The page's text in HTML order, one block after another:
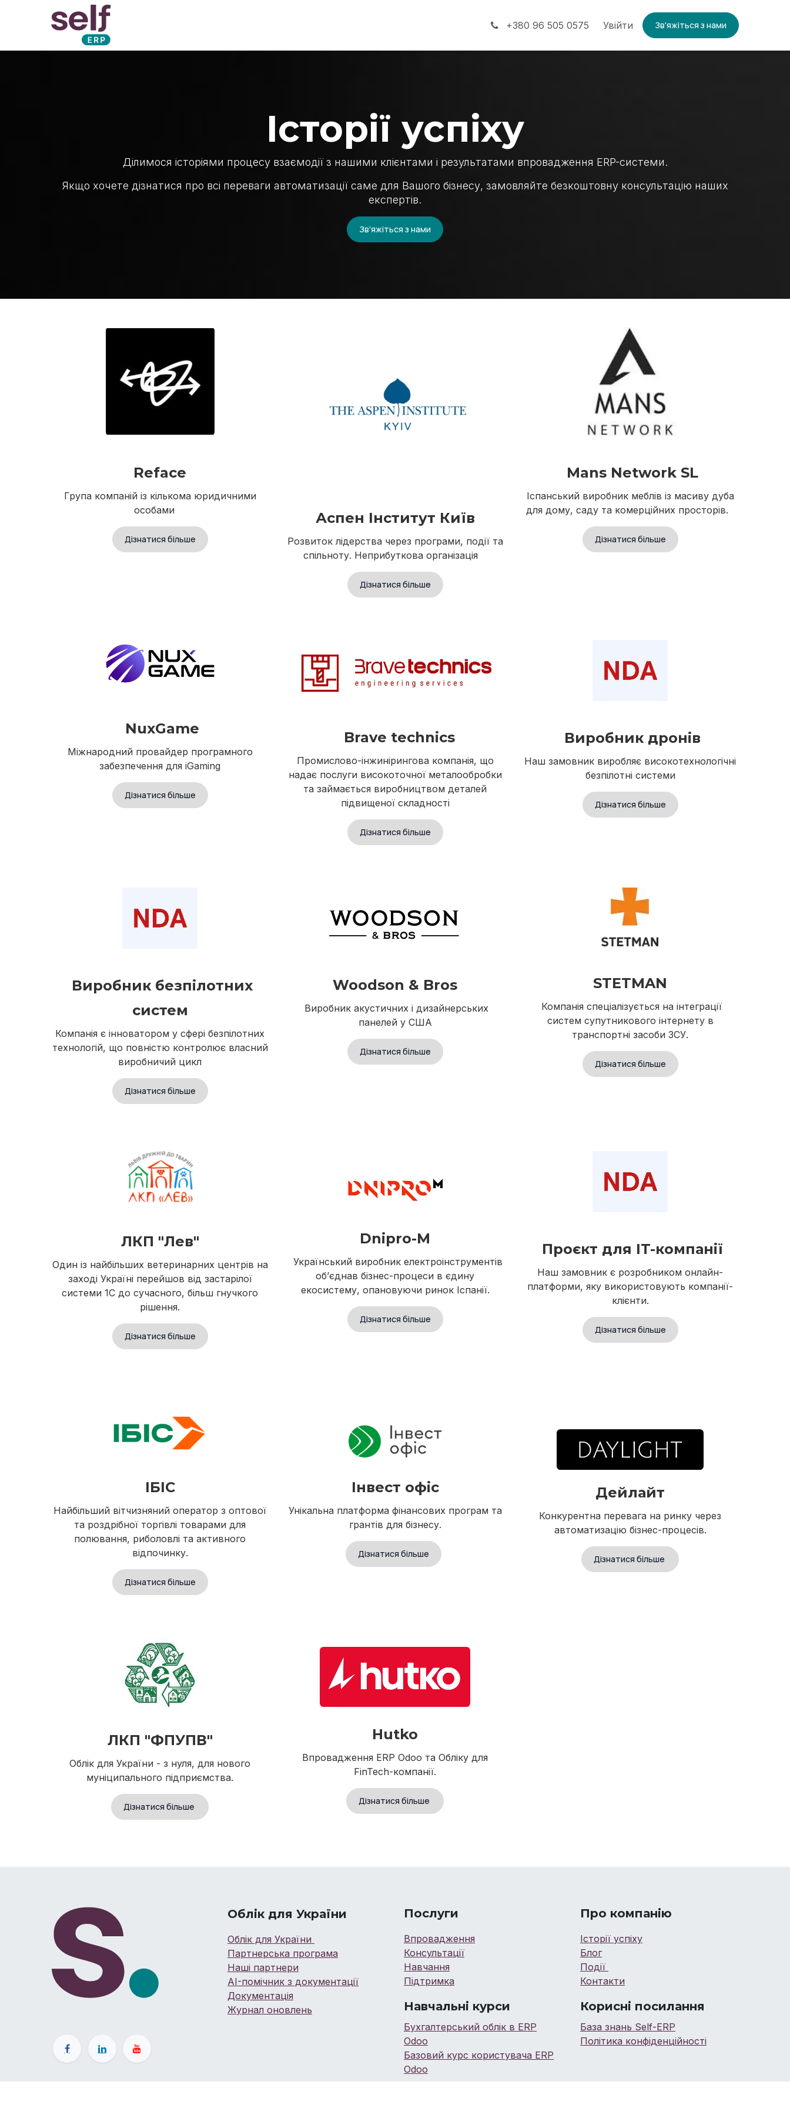
+380 96 505 0575 Увійти Зв'яжіться з нами
Історії успіху
Ділимося історіями процесу взаємодії з нашими клієнтами і результатами впровадження ERP-системи.
Якщо хочете дізнатися про всі переваги автоматизації саме для Вашого бізнесу, замовляйте безкоштовну консультацію наших
експертів.
Зв'яжіться з нами
Reface
Група компаній із кількома юридичними
особами
Дізнатися більше
Аспен Інститут Київ
Розвиток лідерства через програми, події та
спільноту. Неприбуткова організація
Дізнатися більше
Mans Network SL
Іспанський виробник меблів із масиву дуба
для дому, саду та комерційних просторів.
Дізнатися більше
NuxGame
Міжнародний провайдер програмного
забезпечення для iGaming
Дізнатися більше
Brave technics
Промислово-інжинірингова компанія, що
надає послуги високоточної металообробки
та займається виробництвом деталей
підвищеної складності
Дізнатися більше
Виробник дронів
Наш замовник виробляє високотехнологічні
безпілотні системи
Дізнатися більше
Виробник безпілотних
систем
Компанія є інноватором у сфері безпілотних
технологій, що повністю контролює власний
виробничий цикл
Дізнатися більше
Woodson & Bros
Виробник акустичних і дизайнерських
панелей у США
Дізнатися більше
STETMAN
Компанія спеціалізується на інтеграції
систем супутникового інтернету в
транспортні засоби ЗСУ.
Дізнатися більше
ЛКП "Лев"
Один із найбільших ветеринарних центрів на
заході Україні перейшов від застарілої
системи 1С до сучасного, більш гнучкого
рішення.
Дізнатися більше
Dnipro-M
Український виробник електроінструментів
обʼєднав бізнес-процеси в єдину
екосистему, опановуючи ринок Іспанії.
Дізнатися більше
Проєкт для IT-компанії
Наш замовник є розробником онлайн-
платформи, яку використовують компанії-
клієнти.
Дізнатися більше
ІБІС
Найбільший вітчизняний оператор з оптової
та роздрібної торгівлі товарами для
полювання, риболовлі та активного
відпочинку.
Дізнатися більше
Інвест офіс
Унікальна платформа фінансових програм та
грантів для бізнесу.
Дізнатися більше
Дейлайт
Конкурентна перевага на ринку через
автоматизацію бізнес-процесів.
Дізнатися більше
ЛКП "ФПУПВ"
Облік для України - з нуля, для нового
муніципального підприємства.
Дізнатися більше
Hutko
Впровадження ERP Odoo та Обліку для
FinTech-компанії.
Дізнатися більше
Облік для України
Облік для України
Партнерська програма
Наші партнери
AI-помічник з документації
Документація
Журнал оновлень
Послуги
Впровадження
Консультації
Навчання
Підтримка
Навчальні курси
Бухгалтерський облік в ERP
Odoo
Базовий курс користувача ERP
Odoo
Про компанію
Історії успіху
Блог
Події
Контакти
Корисні посилання
База знань Self-ERP
Політика конфіденційності